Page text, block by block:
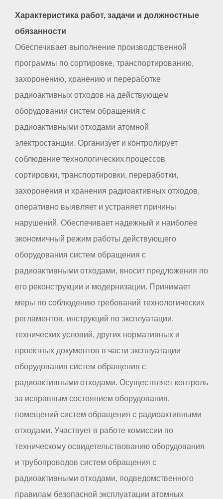
Характеристика работ, задачи и должностные
обязанности
Обеспечивает выполнение производственной
программы по сортировке, транспортированию,
захоронению, хранению и переработке
радиоактивных отходов на действующем
оборудовании систем обращения с
радиоактивными отходами атомной
электростанции. Организует и контролирует
соблюдение технологических процессов
сортировки, транспортировки, переработки,
захоронения и хранения радиоактивных отходов,
оперативно выявляет и устраняет причины
нарушений. Обеспечивает надежный и наиболее
экономичный режим работы действующего
оборудования систем обращения с
радиоактивными отходами, вносит предложения по
его реконструкции и модернизации. Принимает
меры по соблюдению требований технологических
регламентов, инструкций по эксплуатации,
технических условий, других нормативных и
проектных документов в части эксплуатации
оборудования систем обращения с
радиоактивными отходами. Осуществляет контроль
за исправным состоянием оборудования,
помещений систем обращения с радиоактивными
отходами. Участвует в работе комиссии по
техническому освидетельствованию оборудования
и трубопроводов систем обращения с
радиоактивными отходами, подведомственного
правилам безопасной эксплуатации атомных